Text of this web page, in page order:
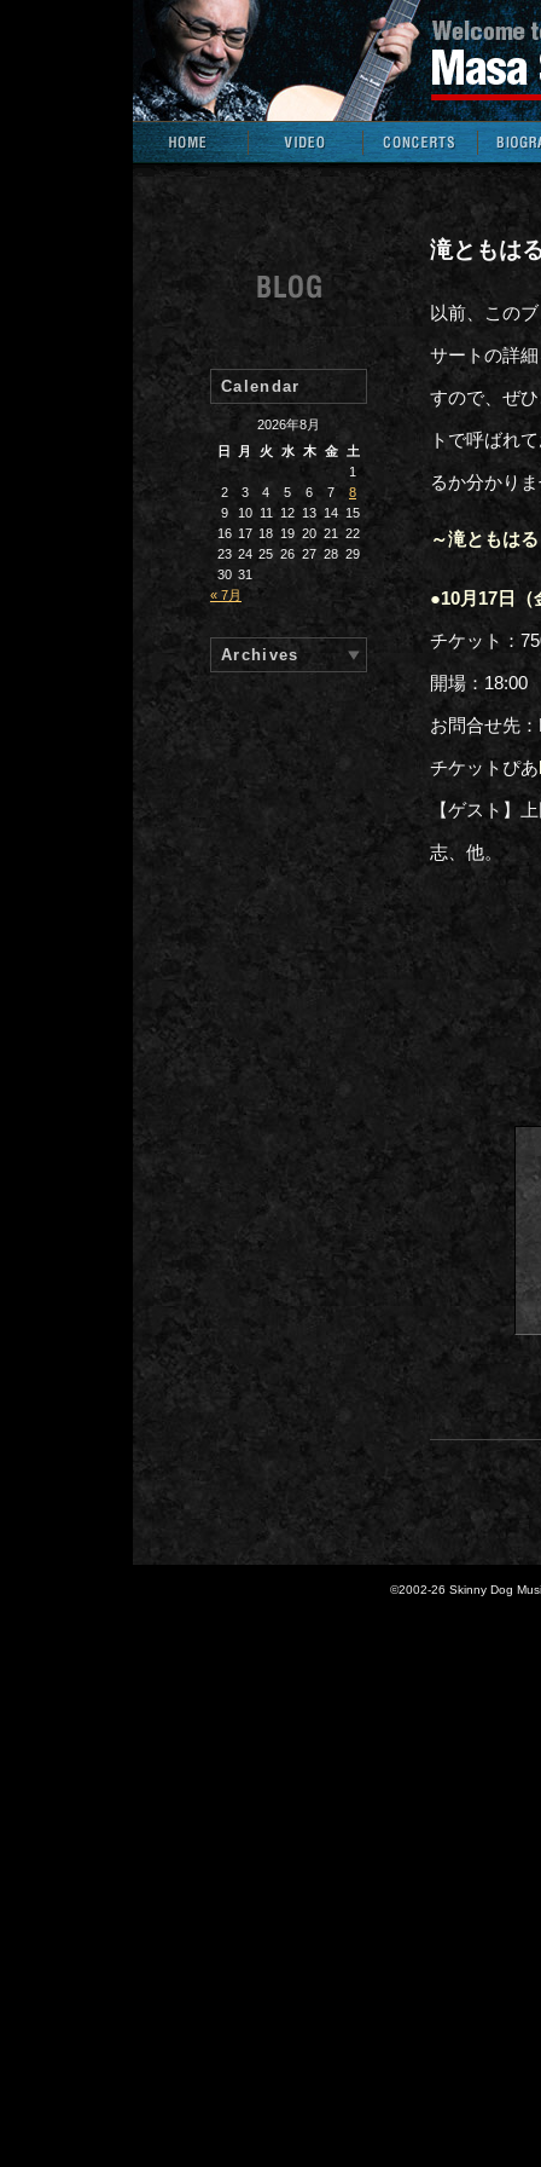
滝ともは
以前、この
サートの詳
すので、ぜ
トで呼ばれ
るか分かり
～滝ともは
●10月17日（
チケット：
開場：18:00
お問合せ先
チケットぴあ
【ゲスト】
志、他。
Calendar
2026年8月
日
月 火 水 木 金
土
1
2
3 4 5 6 7
8
9
10 11 12 13 14 15
16 17 18 19 20 21
22
23 24 25 26 27 28 29
30 31
« 7月
Archives
©2002-26 Skinny Dog